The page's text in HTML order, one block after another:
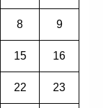
8 9
15 16
22 23